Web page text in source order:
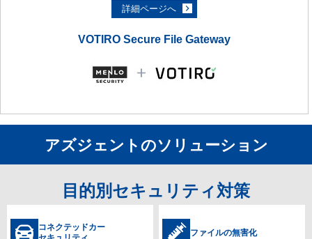
詳細ページへ
VOTIRO Secure File Gateway
アズジェントのソリューション
目的別セキュリティ対策
コネクテッドカー
ファイルの無害化